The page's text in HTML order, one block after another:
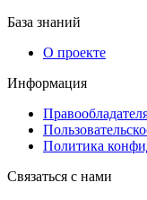
База знаний
О проекте
Информация
Политика
Связаться с нами